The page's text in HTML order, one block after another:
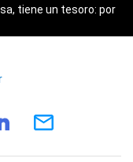
tiene un tesoro: por